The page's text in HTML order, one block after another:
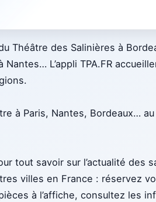
Théâtre des Salinières à
L’appli TPA.FR
à Paris, Nantes, Bordeaux…
tout savoir sur l’actualité des
villes en France : réservez
à l’affiche, consultez les